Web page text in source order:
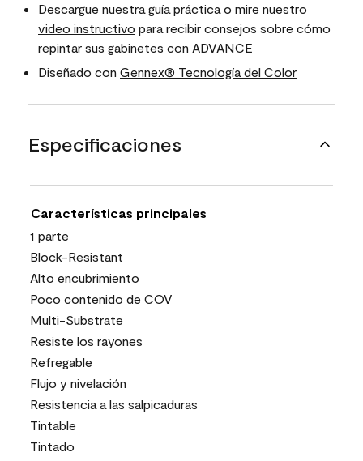
Descargue nuestraguía prácticao mire nuestro
video instructivo para recibir consejos sobre cómo
repintar sus gabinetes con ADVANCE
Diseñado con Gennex® Tecnología del Color
Especificaciones
Características principales
1 parte
Block-Resistant
Alto encubrimiento
Poco contenido de COV
Multi-Substrate
Resiste los rayones
Refregable
Flujo y nivelación
Resistencia a las salpicaduras
Tintable
Tintado